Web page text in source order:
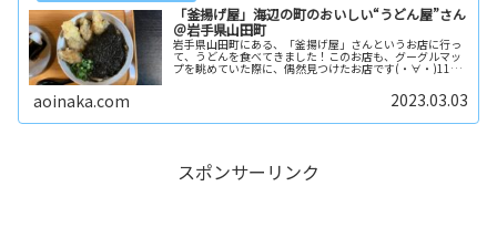
「釜揚げ屋」海辺の町のおいしい“うどん屋”さん
＠岩手県山田町
岩手県山田町にある、「釜揚げ屋」さんというお店に行っ
て、うどんを食べてきました！このお店も、グーグルマッ
プを眺めていた際に、偶然見つけたお店です(・∀・)11時
aoinaka.com 2023.03.03
スポンサーリンク